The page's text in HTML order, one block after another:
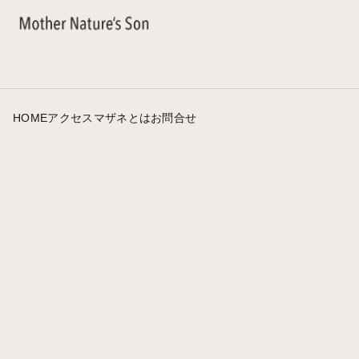
HOMEアクセス マザネとはお問合せ